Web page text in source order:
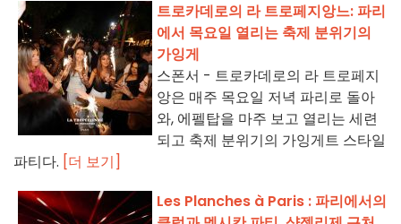
트로카데로의 라 트로페지앙느: 파리
에서 목요일 열리는 축제 분위기의
가잉게
스폰서 - 트로카데로의 라 트로페지
앙은 매주 목요일 저녁 파리로 돌아
와, 에펠탑을 마주 보고 열리는 세련
되고 축제 분위기의 가잉게트 스타일
파티다. [더 보기]
Les Planches à Paris : 파리에서의